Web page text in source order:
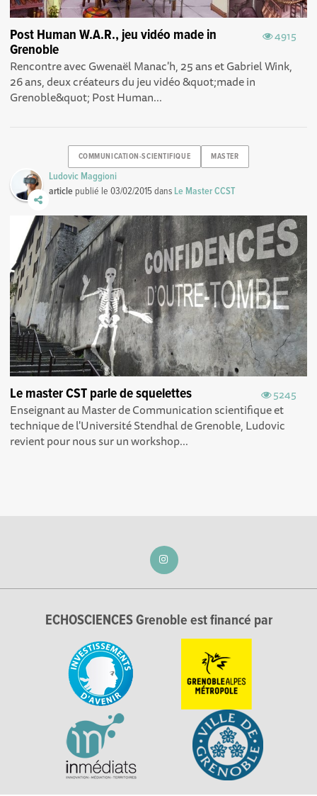
4915
Post Human W.A.R., jeu vidéo made in
Grenoble
Rencontre avec Gwenaël Manac'h, 25 ans et Gabriel Wink,
26 ans, deux créateurs du jeu vidéo &quot;made in
Grenoble&quot; Post Human...
COMMUNICATION-SCIENTIFIQUE MASTER
Ludovic Maggioni
article publié le03/02/2015dans Le Master CCST
5245
Le master CST parle de squelettes
Enseignant au Master de Communication scientifique et
technique de l'Université Stendhal de Grenoble, Ludovic
revient pour nous sur un workshop...
ECHOSCIENCES Grenoble est financé par